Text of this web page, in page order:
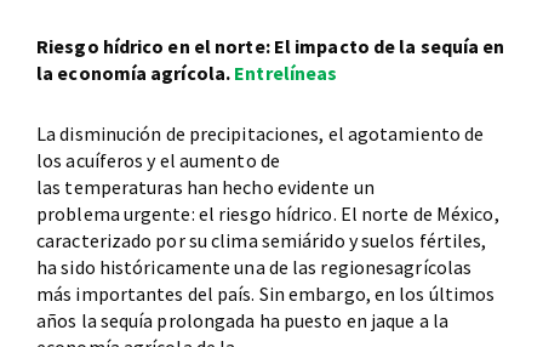
Riesgo hídrico en el norte: El impacto de la sequía en
la economía agrícola. Entrelíneas
La disminución de precipitaciones, el agotamiento de
los acuíferos y el aumento de
las temperaturas han hecho evidente un
problema urgente: el riesgo hídrico. El norte de México,
caracterizado por su clima semiárido y suelos fértiles,
ha sido históricamente una de las regionesagrícolas
más importantes del país. Sin embargo, en los últimos
años la sequía prolongada ha puesto en jaque a la